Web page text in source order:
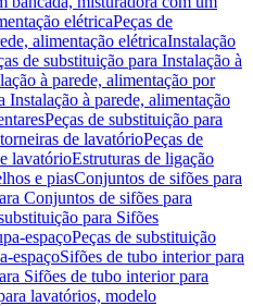
elétricaPeças de
alimentação elétricaInstalação
de substituição para Instalação à
à parede, alimentação por
Instalação à parede, alimentação
Peças de substituição para
de lavatórioPeças de
lavatórioEstruturas de ligação
e piasConjuntos de sifões para
Conjuntos de sifões para
para Sifões
espaçoPeças de substituição
espaçoSifões de tubo interior para
Sifões de tubo interior para
lavatórios, modelo